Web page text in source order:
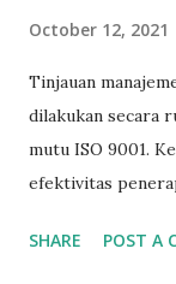
October 12, 2021
Tinjauan
dilakukan secara
mutu ISO 9001.
efektivitas
dilakukan dalam
SHARE POST A